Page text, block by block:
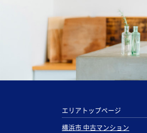
エリアトップページ
横浜市 中古マンション